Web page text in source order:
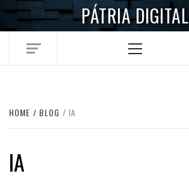
Skip
PÁTRIA DIGITAL
Menu
HOME BLOG IA
IA